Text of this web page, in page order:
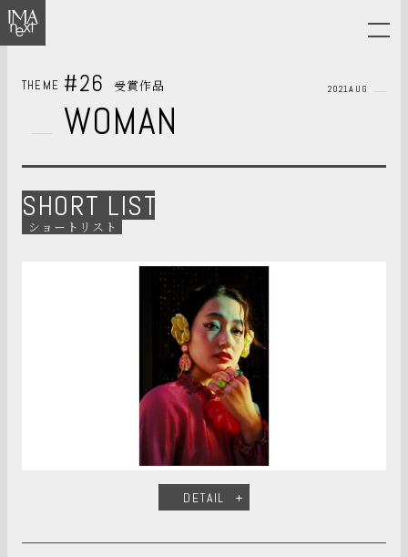
THEME #26 受賞作品 2021AUG
WOMAN
SHORT LIST
ショートリスト
DETAIL